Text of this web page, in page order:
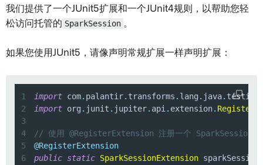
我们提供了一个JUnit5扩展和一个JUnit4规则，以帮助您轻
松访问托管的 SparkSession 。
如果您使用JUnit5，请像声明常规扩展一样声明扩展：
1 import com. palantir. transforms . lang . java. testing
2
import org . junit . jupiter. api . extension.
3
4
// 使用 @RegisterExtension 注册一个
5
@RegisterExtension
6
public static SparkSessionExtension